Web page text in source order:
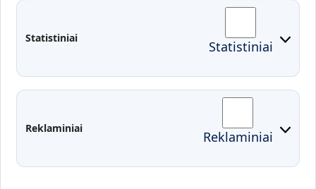
Statistiniai Statistiniai
Reklaminiai Reklaminiai
Fakultetai
Moodle
EDINA
Pasirengimas ekstremaliai